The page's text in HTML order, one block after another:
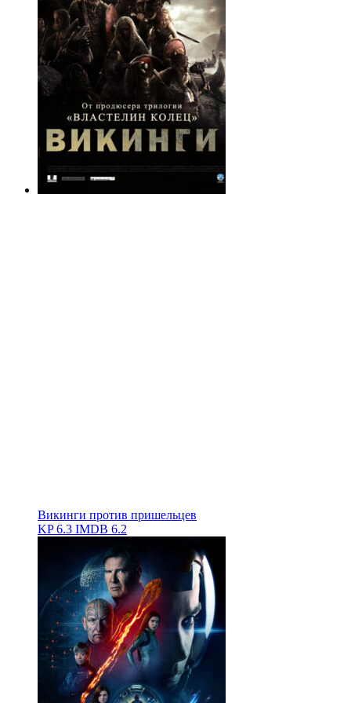
Викинги против пришельцев
KP6.3 IMDB 6.2